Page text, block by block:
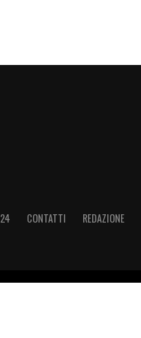
CONTATTI REDAZIONE